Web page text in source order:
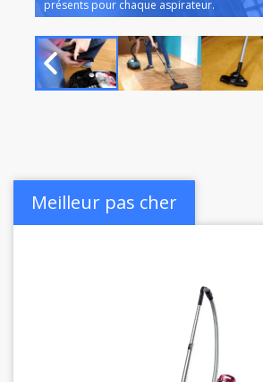
présents pour chaque aspirateur.
Meilleur pas cher